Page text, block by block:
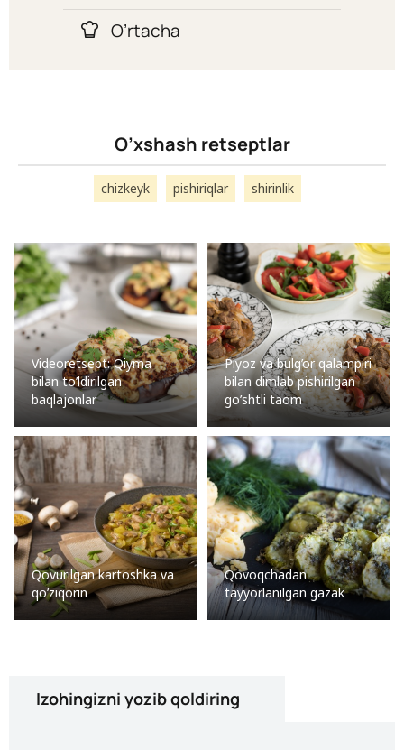
O’rtacha
O’xshash retseptlar
chizkeyk pishiriqlar shirinlik
Videoretsept: Qiyma
bilan to’ldirilgan
baqlajonlar
Piyoz va bulg’or qalampiri
bilan dimlab pishirilgan
go’shtli taom
Qovurilgan kartoshka va
qo’ziqorin
Qovoqchadan
tayyorlanilgan gazak
Izohingizni yozib qoldiring